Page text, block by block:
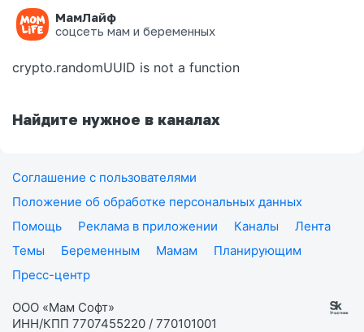
МамЛайф
соцсеть мам и беременных
Ошибка на странице
crypto.randomUUID is not a function
Найдите нужное в каналах
Соглашение с пользователями
Положение об обработке персональных данных
Помощь
Реклама в приложении Каналы
Лента
Темы
Беременным Мамам
Планирующим
Пресс-центр
ООО «Мам Софт»
ИНН/КПП 7707455220 / 770101001